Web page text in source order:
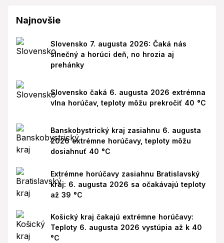
Najnovšie
Slovensko 7. augusta 2026: Čaká nás
slnečný a horúci deň, no hrozia aj
prehánky
Slovensko čaká 6. augusta 2026 extrémna
vlna horúčav, teploty môžu prekročiť 40 °C
Banskobystrický kraj zasiahnu 6. augusta
2026 extrémne horúčavy, teploty môžu
dosiahnuť 40 °C
Extrémne horúčavy zasiahnu Bratislavský
kraj: 6. augusta 2026 sa očakávajú teploty
až 39 °C
Košický kraj čakajú extrémne horúčavy:
Teploty 6. augusta 2026 vystúpia až k 40
°C